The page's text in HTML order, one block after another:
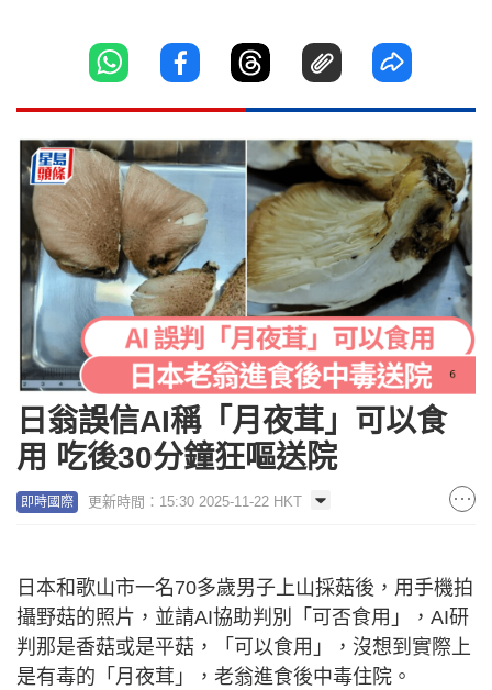
日翁誤信AI稱「月夜茸」可以食
用 吃後30分鐘狂嘔送院
即時國際 更新時間：15:30 2025-11-22 HKT
日本和歌山市一名70多歲男子上山採菇後，用手機拍
攝野菇的照片，並請AI協助判別「可否食用」，AI研
判那是香菇或是平菇，「可以食用」，沒想到實際上
是有毒的「月夜茸」，老翁進食後中毒住院。